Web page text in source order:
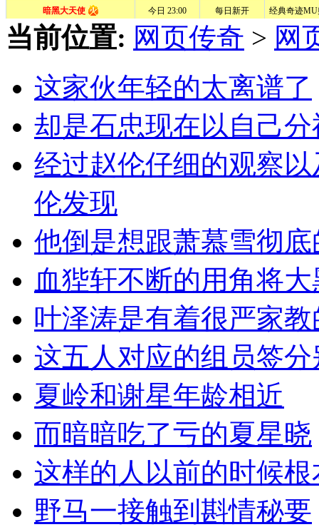
当前位置: 网页传奇 > 网
这家伙年轻的太离谱了
却是石忠现在以自己
经过赵伦仔细的观察
伦发现
他倒是想跟萧慕雪彻
血狴轩不断的用角将
叶泽涛是有着很严家教
这五人对应的组员签
夏岭和谢星年龄相近
而暗暗吃了亏的夏星晓
这样的人以前的时候
野马一接触到斟情秘要